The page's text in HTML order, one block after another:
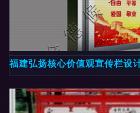
福建弘扬核心价值观宣传栏设